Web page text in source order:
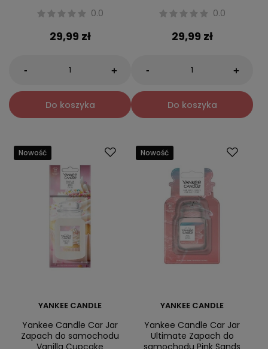
0.0
29,99 zł
- +
Do koszyka
0.0
29,99 zł
- +
Do koszyka
Nowość
YANKEE CANDLE
Yankee Candle Car Jar
Zapach do samochodu
Nowość
YANKEE CANDLE
Yankee Candle Car Jar
Ultimate Zapach do